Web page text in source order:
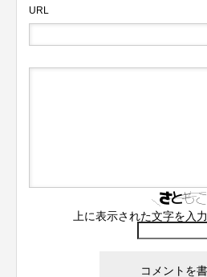
URL
上に表示された文字を入